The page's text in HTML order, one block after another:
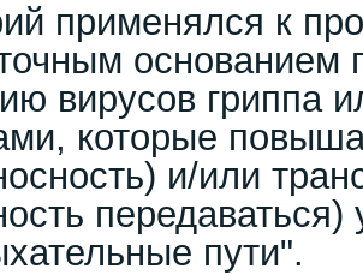
применялся к
основанием
вирусов гриппа
которые
и/или
пути".